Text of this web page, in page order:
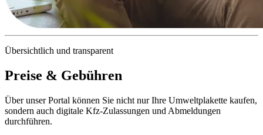
Übersichtlich und transparent
Preise & Gebühren
Über unser Portal können Sie nicht nur Ihre Umweltplakette kaufen,
sondern auch digitale Kfz-Zulassungen und Abmeldungen
durchführen.